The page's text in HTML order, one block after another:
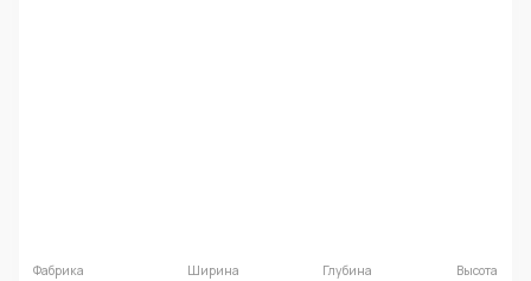
Фабрика
Ширина
Глубина
Высота